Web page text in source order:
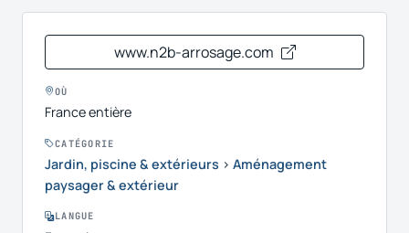
www.n2b-arrosage.com
OÙ
France entière
CATÉGORIE
Jardin, piscine & extérieurs › Aménagement
paysager & extérieur
LANGUE